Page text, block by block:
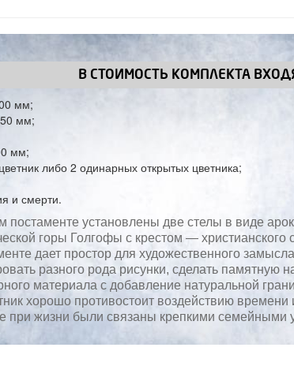
В СТОИМОСТЬ КОМПЛЕКТА
мм;
мм;
мм;
либо 2 одинарных открытых цветника;
и смерти.
постаменте установлены две стелы в виде
горы Голгофы с крестом —
дает простор для художественного
разного рода рисунки, сделать памятную
материала с добавление натуральной
хорошо противостоит воздействию
при жизни были связаны крепкими семейными